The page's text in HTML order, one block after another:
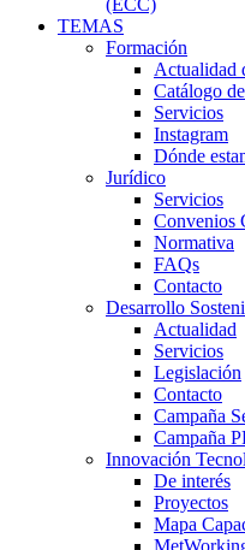
TEMAS
Formación
Actualidad
Catálogo
Servicios
Instagram
Dónde
Jurídico
Servicios
Convenios
Normativa
FAQs
Contacto
Desarrollo
Actualidad
Servicios
Legislación
Contacto
Campaña
Campaña
Innovación
De interés
Proyectos
Mapa